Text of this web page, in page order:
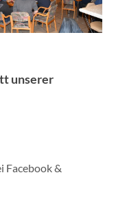
unserer
Facebook &